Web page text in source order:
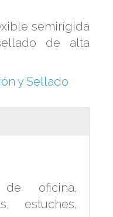
semirígida
de alta
y Sellado
oficina,
estuches,